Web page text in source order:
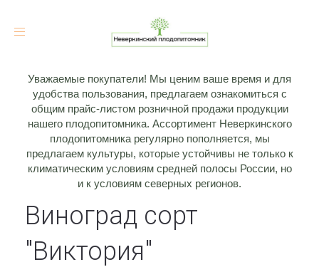
Toggle
Уважаемые покупатели! Мы ценим ваше время и для
удобства пользования, предлагаем ознакомиться с
общим прайс-листом розничной продажи продукции
нашего плодопитомника. Ассортимент Неверкинского
плодопитомника регулярно пополняется, мы
предлагаем культуры, которые устойчивы не только к
климатическим условиям средней полосы России, но
и к условиям северных регионов.
Виноград сорт
"Виктория"